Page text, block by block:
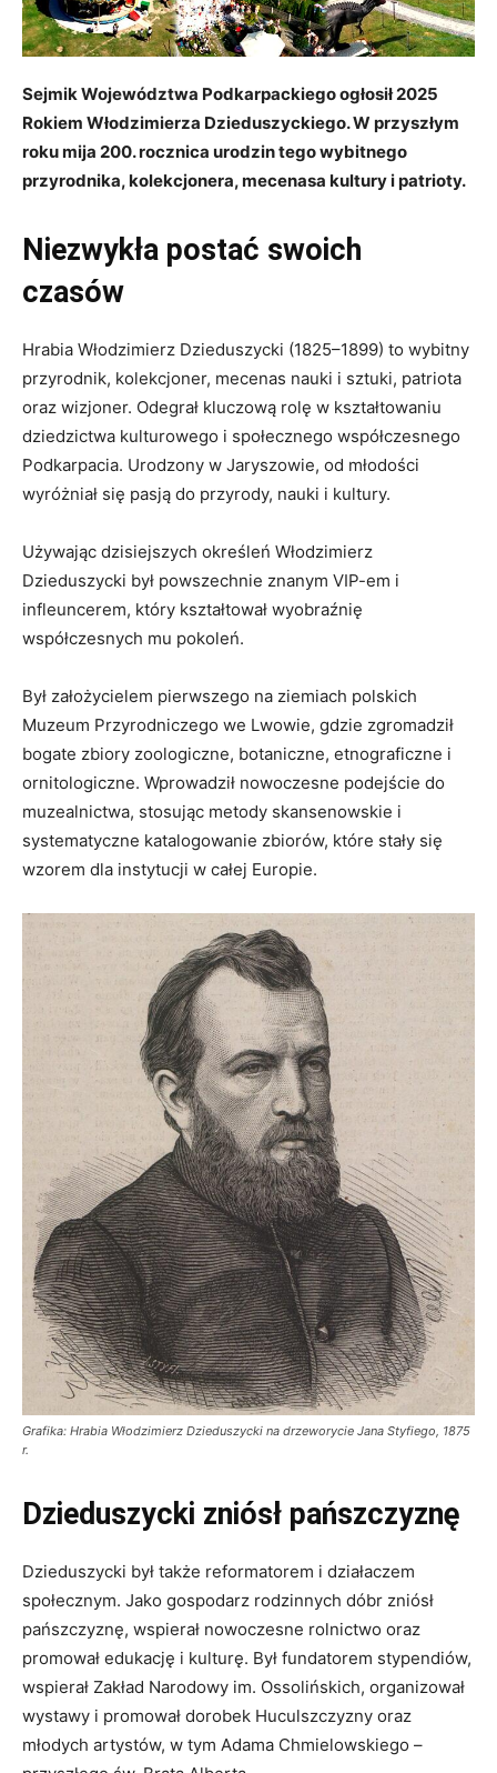
Sejmik Województwa Podkarpackiego ogłosił 2025
Rokiem Włodzimierza Dzieduszyckiego. W przyszłym
roku mija 200. rocznica urodzin tego wybitnego
przyrodnika, kolekcjonera, mecenasa kultury i patrioty.
Niezwykła postać swoich
czasów
Hrabia Włodzimierz Dzieduszycki (1825–1899) to wybitny
przyrodnik, kolekcjoner, mecenas nauki i sztuki, patriota
oraz wizjoner. Odegrał kluczową rolę w kształtowaniu
dziedzictwa kulturowego i społecznego współczesnego
Podkarpacia. Urodzony w Jaryszowie, od młodości
wyróżniał się pasją do przyrody, nauki i kultury.
Używając dzisiejszych określeń Włodzimierz
Dzieduszycki był powszechnie znanym VIP-em i
infleuncerem, który kształtował wyobraźnię
współczesnych mu pokoleń.
Był założycielem pierwszego na ziemiach polskich
Muzeum Przyrodniczego we Lwowie, gdzie zgromadził
bogate zbiory zoologiczne, botaniczne, etnograficzne i
ornitologiczne. Wprowadził nowoczesne podejście do
muzealnictwa, stosując metody skansenowskie i
systematyczne katalogowanie zbiorów, które stały się
wzorem dla instytucji w całej Europie.
Grafika: Hrabia Włodzimierz Dzieduszycki na drzeworycie Jana Styfiego, 1875
r.
Dzieduszycki zniósł pańszczyznę
Dzieduszycki był także reformatorem i działaczem
społecznym. Jako gospodarz rodzinnych dóbr zniósł
pańszczyznę, wspierał nowoczesne rolnictwo oraz
promował edukację i kulturę. Był fundatorem stypendiów,
wspierał Zakład Narodowy im. Ossolińskich, organizował
wystawy i promował dorobek Huculszczyzny oraz
młodych artystów, w tym Adama Chmielowskiego –